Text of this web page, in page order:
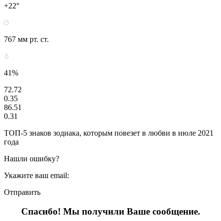
+22°
767 мм рт. ст.
41%
72.72
0.35
86.51
0.31
ТОП-5 знаков зодиака, которым повезет в любви в июле 2021
года
Нашли ошибку?
Укажите ваш email:
Отправить
Спасибо! Мы получили Ваше сообщение.